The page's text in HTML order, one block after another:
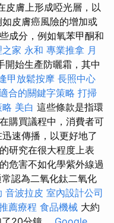
皮膚上形成啞光層，以
皮膚癌風險的增加或
成分，例如氧苯甲酮和
之家 永和 專業推拿 月
開始生產防曬霜，其中
甲放鬆按摩 長照中心
合的關鍵字策略 打掃
美白 這些條款是指環
購買議程中，消費者可
速傳播，以更好地了
研究在很大程度上表
危害不如化學紫外線過
認為二氧化鈦二氧化
音波拉皮 室內設計公司
薦療程 食品機械 大約